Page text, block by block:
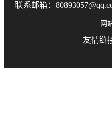
联系邮箱：
网
友情链